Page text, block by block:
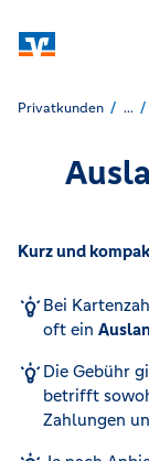
Privatkunden ...
Kurz und
Bei
oft ein
Die Gebühr
betrifft
Zahlungen